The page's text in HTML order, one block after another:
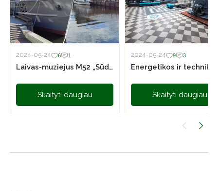
2024-05-24 6 1
Laivas-muziejus M52 „Sūduvis“
Skaityti daugiau
2024-05-24 9 3
Skaityti daugiau